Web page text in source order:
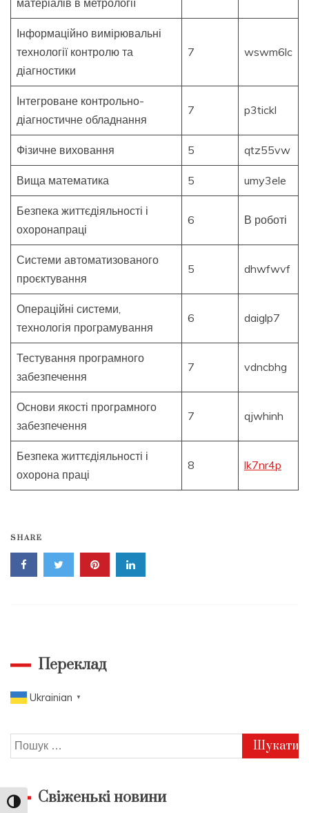
Toggle High Contrast
матеріалів в метрології
Інформаційно вимірювальні
технології контролю та
діагностики
7 wswm6lc
Інтегроване контрольно-
діагностичне обладнання
7 p3tickl
Фізичне виховання 5 qtz55vw
Вища математика 5 umy3ele
Безпека життєдіяльності і
охоронапраці
6 В роботі
Системи автоматизованого
проєктування
5 dhwfwvf
Операційні системи,
технологія програмування
6 daiglp7
Тестування програмного
забезпечення
7 vdncbhg
Основи якості програмного
забезпечення
7 qjwhinh
Безпека життєдіяльності і
охорона праці
8 lk7nr4p
SHARE
Переклад
Ukrainian ▼
Пошук:
Свіженькі новини